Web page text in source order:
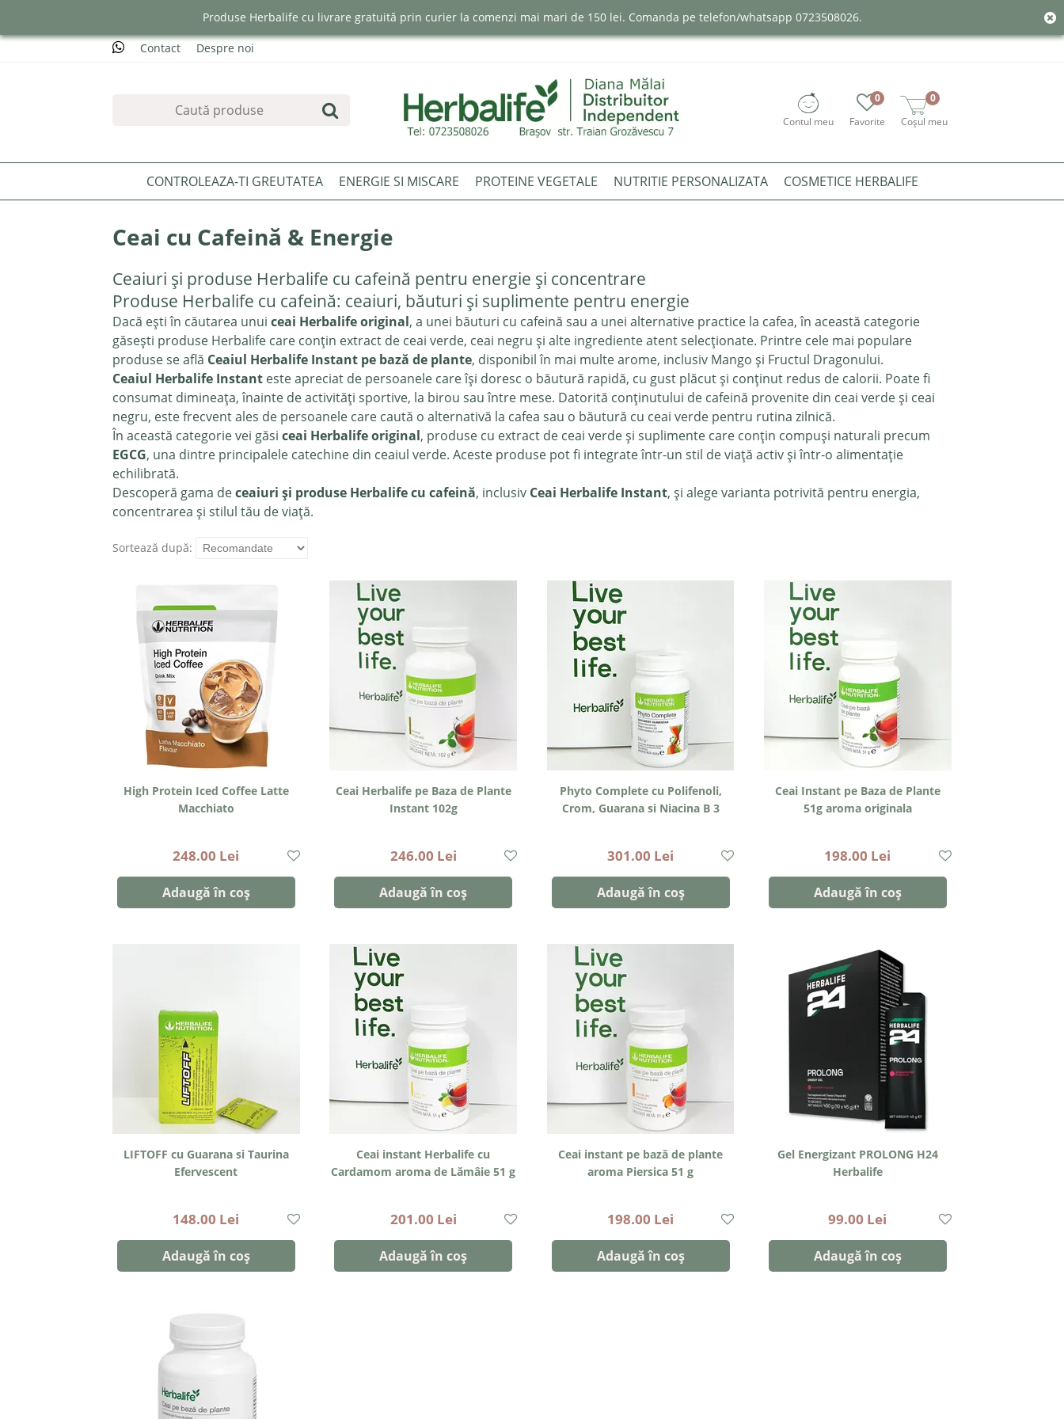
Produse Herbalife cu livrare gratuită prin curier la comenzi mai mari de 150 lei. Comanda pe telefon/whatsapp 0723508026.
Contact Despre noi
Contul meu Favorite
0
Coșul meu
0
CONTROLEAZA-TI GREUTATEA ENERGIE SI MISCARE PROTEINE VEGETALE NUTRITIE PERSONALIZATA COSMETICE HERBALIFE
Ceai cu Cafeină & Energie
Ceaiuri și produse Herbalife cu cafeină pentru energie și concentrare
Produse Herbalife cu cafeină: ceaiuri, băuturi și suplimente pentru energie
Dacă ești în căutarea unui ceai Herbalife original, a unei băuturi cu cafeină sau a unei alternative practice la cafea, în această categorie
găsești produse Herbalife care conțin extract de ceai verde, ceai negru și alte ingrediente atent selecționate. Printre cele mai populare
produse se află Ceaiul Herbalife Instant pe bază de plante, disponibil în mai multe arome, inclusiv Mango și Fructul Dragonului.
Ceaiul Herbalife Instant este apreciat de persoanele care își doresc o băutură rapidă, cu gust plăcut și conținut redus de calorii. Poate fi
consumat dimineața, înainte de activități sportive, la birou sau între mese. Datorită conținutului de cafeină provenite din ceai verde și ceai
negru, este frecvent ales de persoanele care caută o alternativă la cafea sau o băutură cu ceai verde pentru rutina zilnică.
În această categorie vei găsi ceai Herbalife original, produse cu extract de ceai verde și suplimente care conțin compuși naturali precum
EGCG, una dintre principalele catechine din ceaiul verde. Aceste produse pot fi integrate într-un stil de viață activ și într-o alimentație
echilibrată.
Descoperă gama deceaiuri și produse Herbalife cu cafeină, inclusiv Ceai Herbalife Instant, și alege varianta potrivită pentru energia,
concentrarea și stilul tău de viață.
Sortează după:
High Protein Iced Coffee Latte
Macchiato
248.00 Lei
Adaugă în coș
Ceai Herbalife pe Baza de Plante
Instant 102g
246.00 Lei
Adaugă în coș
Phyto Complete cu Polifenoli,
Crom, Guarana si Niacina B 3
301.00 Lei
Adaugă în coș
Ceai Instant pe Baza de Plante
51g aroma originala
198.00 Lei
Adaugă în coș
LIFTOFF cu Guarana si Taurina
Efervescent
148.00 Lei
Adaugă în coș
Ceai instant Herbalife cu
Cardamom aroma de Lămâie 51 g
201.00 Lei
Adaugă în coș
​​Ceai instant pe bază de plante
aroma Piersica 51 g
198.00 Lei
Adaugă în coș
Gel Energizant PROLONG H24
Herbalife
99.00 Lei
Adaugă în coș